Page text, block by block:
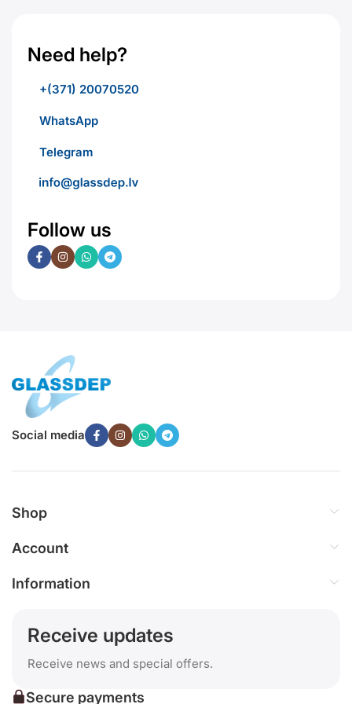
Need help?
+(371) 20070520
WhatsApp
Telegram
Follow us
Social media
Shop
Account
Information
Receive updates
Receive news and special offers.
Secure payments